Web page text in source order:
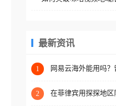
区工作
权限制
回国加
版权限
最新资讯
1
网易云海外能用吗
2
在菲律宾用探探地